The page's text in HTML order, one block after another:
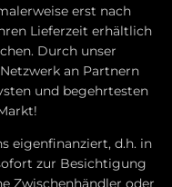
erst nach
Lieferzeit erhältlich
Durch unser
an Partnern
und begehrtesten
eigenfinanziert, d.h. in
zur Besichtigung
Zwischenhändler oder